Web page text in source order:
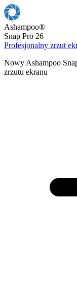
Ashampoo®
Snap Pro 26
Profesjonalny zrzut
Nowy Ashampoo
zrzutu ekranu